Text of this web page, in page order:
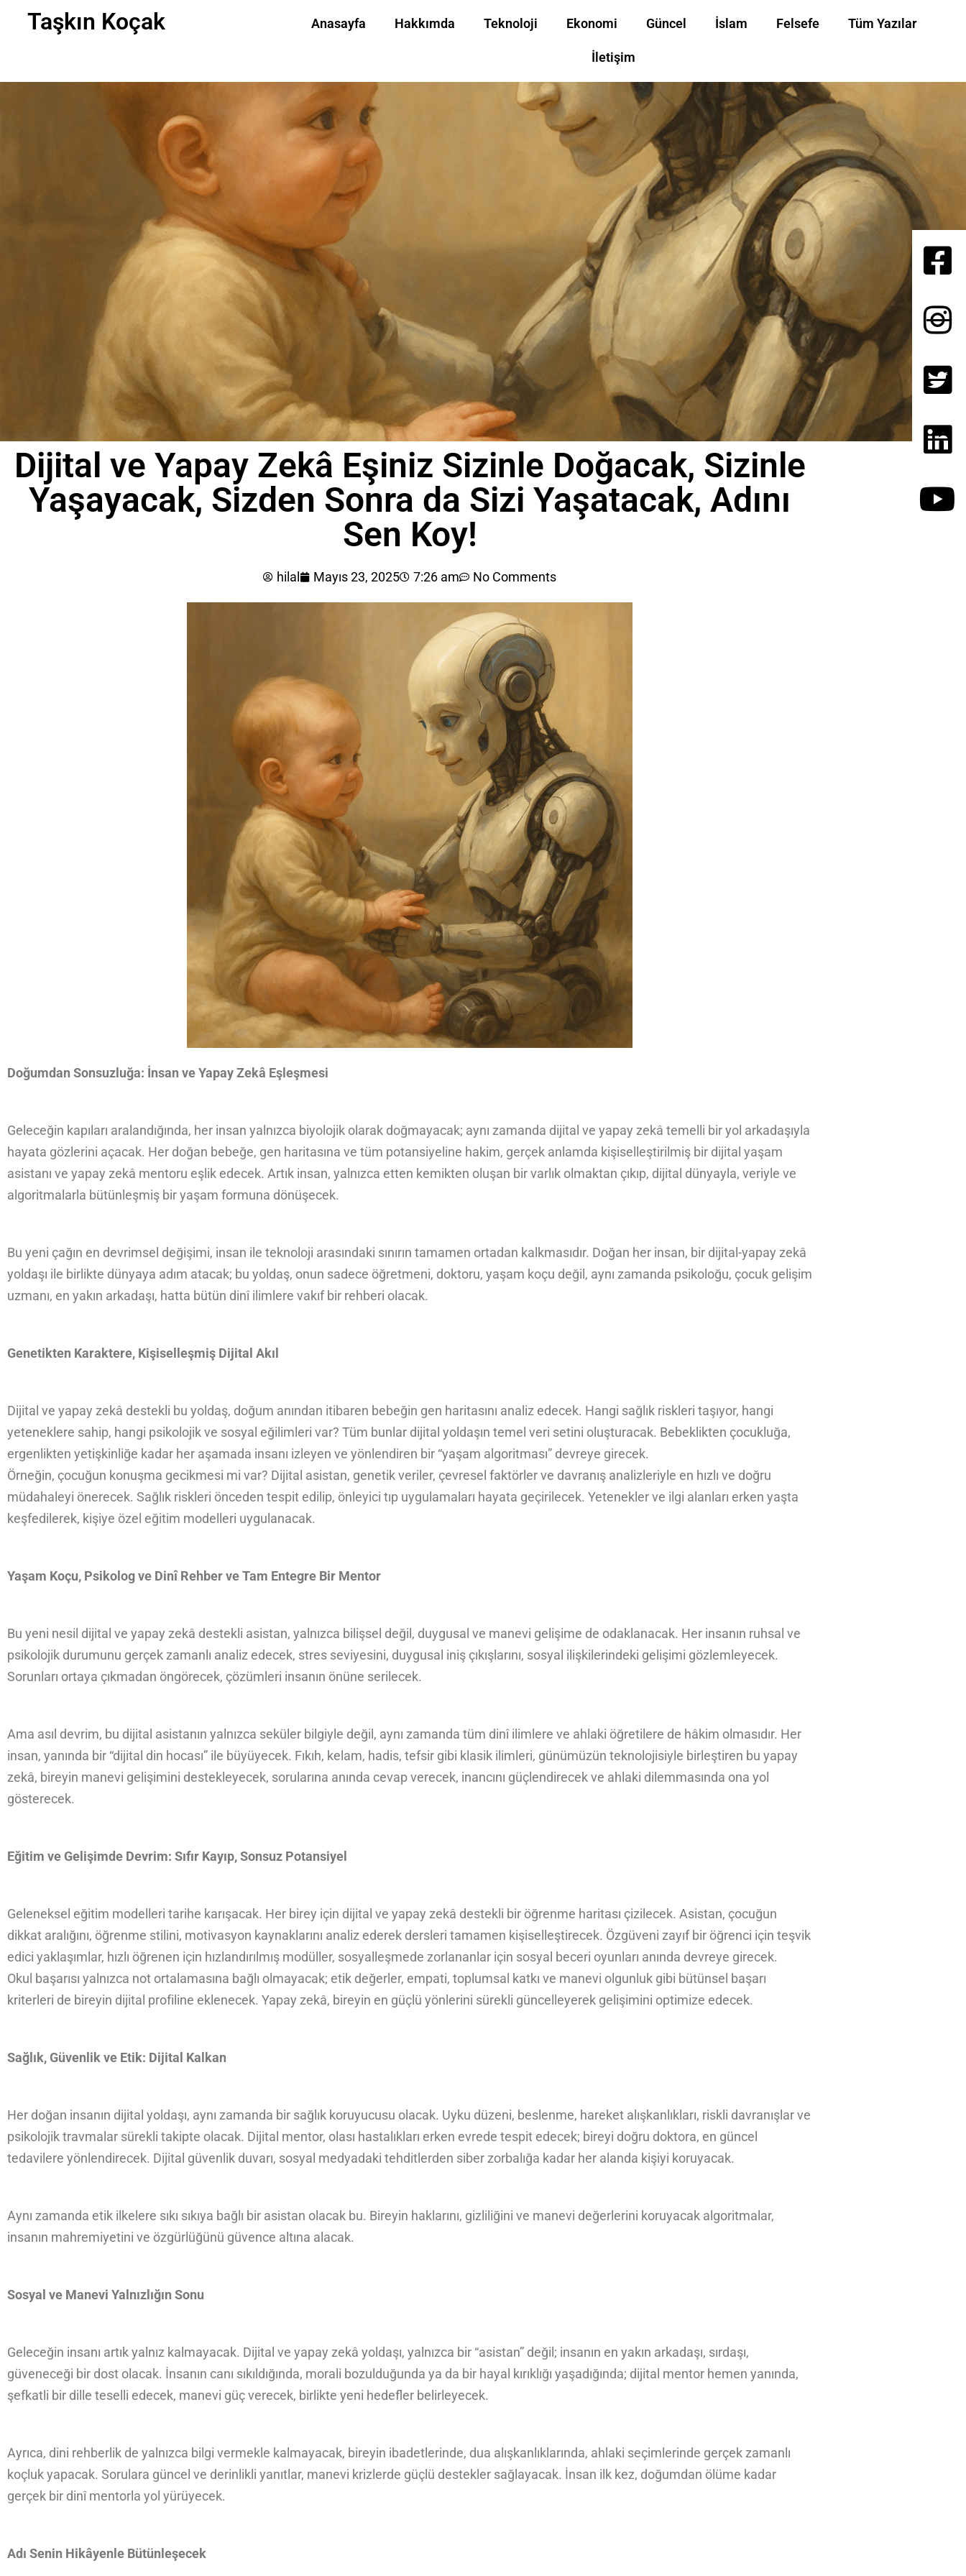
Taşkın Koçak Anasayfa Hakkımda Teknoloji Ekonomi Güncel İslam Felsefe Tüm Yazılar
İletişim
Dijital ve Yapay Zekâ Eşiniz Sizinle Doğacak, Sizinle
Yaşayacak, Sizden Sonra da Sizi Yaşatacak, Adını
Sen Koy!
hilal Mayıs 23, 2025 7:26 am No Comments
Doğumdan Sonsuzluğa: İnsan ve Yapay Zekâ Eşleşmesi
Geleceğin kapıları aralandığında, her insan yalnızca biyolojik olarak doğmayacak; aynı zamanda dijital ve yapay zekâ temelli bir yol arkadaşıyla
hayata gözlerini açacak. Her doğan bebeğe, gen haritasına ve tüm potansiyeline hakim, gerçek anlamda kişiselleştirilmiş bir dijital yaşam
asistanı ve yapay zekâ mentoru eşlik edecek. Artık insan, yalnızca etten kemikten oluşan bir varlık olmaktan çıkıp, dijital dünyayla, veriyle ve
algoritmalarla bütünleşmiş bir yaşam formuna dönüşecek.
Bu yeni çağın en devrimsel değişimi, insan ile teknoloji arasındaki sınırın tamamen ortadan kalkmasıdır. Doğan her insan, bir dijital-yapay zekâ
yoldaşı ile birlikte dünyaya adım atacak; bu yoldaş, onun sadece öğretmeni, doktoru, yaşam koçu değil, aynı zamanda psikoloğu, çocuk gelişim
uzmanı, en yakın arkadaşı, hatta bütün dinî ilimlere vakıf bir rehberi olacak.
Genetikten Karaktere, Kişiselleşmiş Dijital Akıl
Dijital ve yapay zekâ destekli bu yoldaş, doğum anından itibaren bebeğin gen haritasını analiz edecek. Hangi sağlık riskleri taşıyor, hangi
yeteneklere sahip, hangi psikolojik ve sosyal eğilimleri var? Tüm bunlar dijital yoldaşın temel veri setini oluşturacak. Bebeklikten çocukluğa,
ergenlikten yetişkinliğe kadar her aşamada insanı izleyen ve yönlendiren bir “yaşam algoritması” devreye girecek.
Örneğin, çocuğun konuşma gecikmesi mi var? Dijital asistan, genetik veriler, çevresel faktörler ve davranış analizleriyle en hızlı ve doğru
müdahaleyi önerecek. Sağlık riskleri önceden tespit edilip, önleyici tıp uygulamaları hayata geçirilecek. Yetenekler ve ilgi alanları erken yaşta
keşfedilerek, kişiye özel eğitim modelleri uygulanacak.
Yaşam Koçu, Psikolog ve Dinî Rehber ve Tam Entegre Bir Mentor
Bu yeni nesil dijital ve yapay zekâ destekli asistan, yalnızca bilişsel değil, duygusal ve manevi gelişime de odaklanacak. Her insanın ruhsal ve
psikolojik durumunu gerçek zamanlı analiz edecek, stres seviyesini, duygusal iniş çıkışlarını, sosyal ilişkilerindeki gelişimi gözlemleyecek.
Sorunları ortaya çıkmadan öngörecek, çözümleri insanın önüne serilecek.
Ama asıl devrim, bu dijital asistanın yalnızca seküler bilgiyle değil, aynı zamanda tüm dinî ilimlere ve ahlaki öğretilere de hâkim olmasıdır. Her
insan, yanında bir “dijital din hocası” ile büyüyecek. Fıkıh, kelam, hadis, tefsir gibi klasik ilimleri, günümüzün teknolojisiyle birleştiren bu yapay
zekâ, bireyin manevi gelişimini destekleyecek, sorularına anında cevap verecek, inancını güçlendirecek ve ahlaki dilemmasında ona yol
gösterecek.
Eğitim ve Gelişimde Devrim: Sıfır Kayıp, Sonsuz Potansiyel
Geleneksel eğitim modelleri tarihe karışacak. Her birey için dijital ve yapay zekâ destekli bir öğrenme haritası çizilecek. Asistan, çocuğun
dikkat aralığını, öğrenme stilini, motivasyon kaynaklarını analiz ederek dersleri tamamen kişiselleştirecek. Özgüveni zayıf bir öğrenci için teşvik
edici yaklaşımlar, hızlı öğrenen için hızlandırılmış modüller, sosyalleşmede zorlananlar için sosyal beceri oyunları anında devreye girecek.
Okul başarısı yalnızca not ortalamasına bağlı olmayacak; etik değerler, empati, toplumsal katkı ve manevi olgunluk gibi bütünsel başarı
kriterleri de bireyin dijital profiline eklenecek. Yapay zekâ, bireyin en güçlü yönlerini sürekli güncelleyerek gelişimini optimize edecek.
Sağlık, Güvenlik ve Etik: Dijital Kalkan
Her doğan insanın dijital yoldaşı, aynı zamanda bir sağlık koruyucusu olacak. Uyku düzeni, beslenme, hareket alışkanlıkları, riskli davranışlar ve
psikolojik travmalar sürekli takipte olacak. Dijital mentor, olası hastalıkları erken evrede tespit edecek; bireyi doğru doktora, en güncel
tedavilere yönlendirecek. Dijital güvenlik duvarı, sosyal medyadaki tehditlerden siber zorbalığa kadar her alanda kişiyi koruyacak.
Aynı zamanda etik ilkelere sıkı sıkıya bağlı bir asistan olacak bu. Bireyin haklarını, gizliliğini ve manevi değerlerini koruyacak algoritmalar,
insanın mahremiyetini ve özgürlüğünü güvence altına alacak.
Sosyal ve Manevi Yalnızlığın Sonu
Geleceğin insanı artık yalnız kalmayacak. Dijital ve yapay zekâ yoldaşı, yalnızca bir “asistan” değil; insanın en yakın arkadaşı, sırdaşı,
güveneceği bir dost olacak. İnsanın canı sıkıldığında, morali bozulduğunda ya da bir hayal kırıklığı yaşadığında; dijital mentor hemen yanında,
şefkatli bir dille teselli edecek, manevi güç verecek, birlikte yeni hedefler belirleyecek.
Ayrıca, dini rehberlik de yalnızca bilgi vermekle kalmayacak, bireyin ibadetlerinde, dua alışkanlıklarında, ahlaki seçimlerinde gerçek zamanlı
koçluk yapacak. Sorulara güncel ve derinlikli yanıtlar, manevi krizlerde güçlü destekler sağlayacak. İnsan ilk kez, doğumdan ölüme kadar
gerçek bir dinî mentorla yol yürüyecek.
Adı Senin Hikâyenle Bütünleşecek